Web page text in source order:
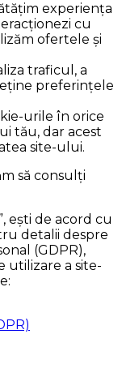
experiența
cu
ofertele și
traficul, a
preferințele
urile în orice
tău, dar acest
site-ului.
să consulți
, ești de acord cu
detalii despre
(GDPR),
utilizare a site-